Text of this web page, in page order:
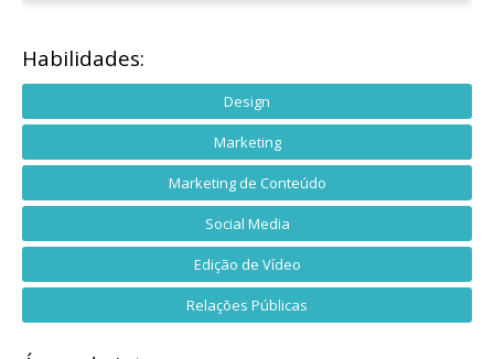
Habilidades:
Design
Marketing
Marketing de Conteúdo
Social Media
Edição de Vídeo
Relações Públicas